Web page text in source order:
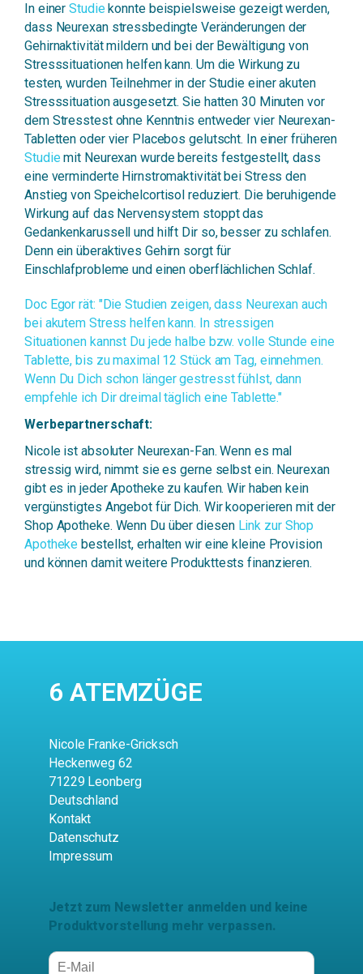
In einerStudiekonnte beispielsweise gezeigt werden,
dass Neurexan stressbedingte Veränderungen der
Gehirnaktivität mildern und bei der Bewältigung von
Stresssituationen helfen kann. Um die Wirkung zu
testen, wurden Teilnehmer in der Studie einer akuten
Stresssituation ausgesetzt. Sie hatten 30 Minuten vor
dem Stresstest ohne Kenntnis entweder vier Neurexan-
Tabletten oder vier Placebos gelutscht. In einer früheren
Studiemit Neurexan wurde bereits festgestellt, dass
eine verminderte Hirnstromaktivität bei Stress den
Anstieg von Speichelcortisol reduziert. Die beruhigende
Wirkung auf das Nervensystem stoppt das
Gedankenkarussell und hilft Dir so, besser zu schlafen.
Denn ein überaktives Gehirn sorgt für
Einschlafprobleme und einen oberflächlichen Schlaf.
Doc Egor rät: "Die Studien zeigen, dass Neurexan auch
bei akutem Stress helfen kann. In stressigen
Situationen kannst Du jede halbe bzw. volle Stunde eine
Tablette, bis zu maximal 12 Stück am Tag, einnehmen.
Wenn Du Dich schon länger gestresst fühlst, dann
empfehle ich Dir dreimal täglich eine Tablette."
Werbepartnerschaft:
Nicole ist absoluter Neurexan-Fan. Wenn es mal
stressig wird, nimmt sie es gerne selbst ein. Neurexan
gibt es in jeder Apotheke zu kaufen. Wir haben kein
vergünstigtes Angebot für Dich. Wir kooperieren mit der
Shop Apotheke. Wenn Du über diesen Link zur Shop
Apotheke bestellst, erhalten wir eine kleine Provision
und können damit weitere Produkttests finanzieren.
6 ATEMZÜGE
Nicole Franke-Gricksch
Heckenweg 62
71229 Leonberg
Deutschland
Kontakt
Datenschutz
Impressum
Jetzt zum Newsletter anmelden und keine
Produktvorstellung mehr verpassen.